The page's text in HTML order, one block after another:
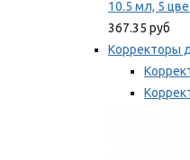
10.5 мл, 5
367.35 руб
Корректоры
Мы